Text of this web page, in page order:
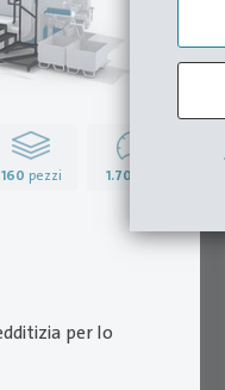
160 pezzi 1.700
per lo